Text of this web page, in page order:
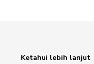
Ketahui lebih lanjut